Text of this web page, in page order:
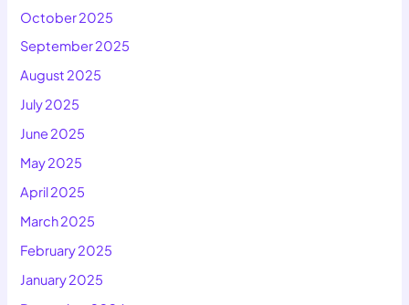
October 2025
September 2025
August 2025
July 2025
June 2025
May 2025
April 2025
March 2025
February 2025
January 2025